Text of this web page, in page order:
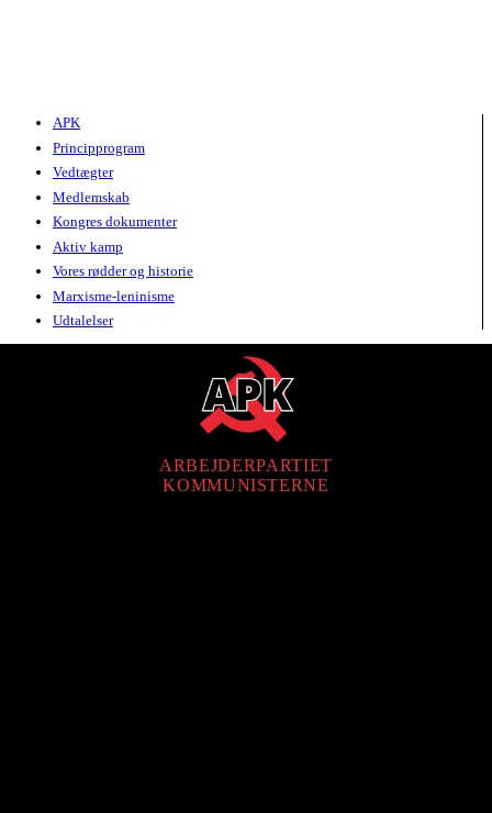
APK
Principprogram
Vedtægter
Medlemskab
Kongres dokumenter
Aktiv kamp
Vores rødder og historie
Marxisme-leninisme
Udtalelser
ARBEJDERPARTIET
KOMMUNISTERNE